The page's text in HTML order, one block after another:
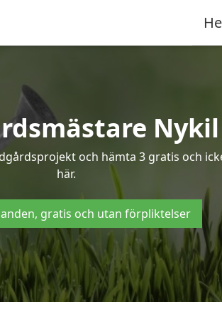
Nykil
och hämta 3 gratis och
här.
gratis och utan förpliktelser